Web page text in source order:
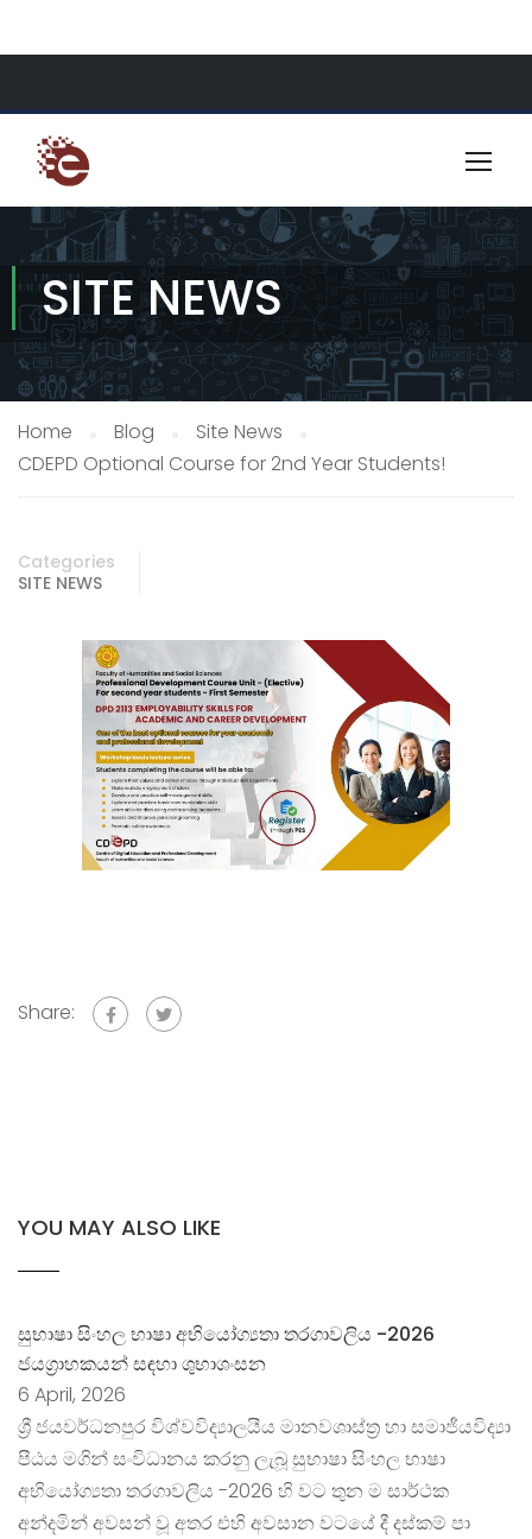
SITE NEWS
Home Blog
Site News
CDEPD Optional Course for 2nd Year Students!
Categories
SITE NEWS
Share:
YOU MAY ALSO LIKE
සුභාෂා සිංහල භාෂා අභියෝග්‍යතා තරගාවලිය -2026
ජයග්‍රාහකයන් සඳහා ශුභාශංසන
6 April, 2026
ශ්‍රී ජයවර්ධනපුර විශ්වවිද්‍යාලයීය මානවශාස්ත්‍ර හා සමාජීයවිද්‍යා
පීඨය මගින් සංවිධානය කරනු ලැබූ සුභාෂා සිංහල භාෂා
අභියෝග්‍යතා තරගාවලිය -2026 හි වට තුන ම සාර්ථක
අන්දමින් අවසන් වූ අතර එහි අවසාන වටයේ දී දස්කම් පා